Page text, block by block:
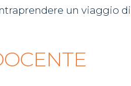
un viaggio